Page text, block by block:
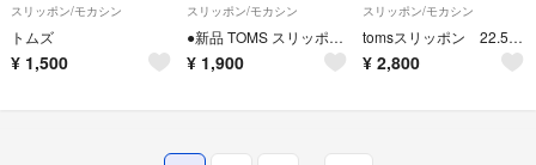
スリッポン/モカシン
トムズ
¥ 1,500
スリッポン/モカシン
●新品 TOMS スリッポンシューズ 花柄 23cm 袋付●
¥ 1,900
スリッポン/モカシン
tomsスリッポン 22.5cm
¥ 2,800